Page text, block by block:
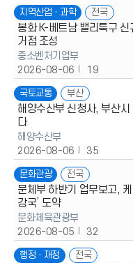
지역산업ㆍ과학 전국
봉화 K-베트남 밸리특구
거점 조성
중소벤처기업부
2026-08-06
19
국토교통 부산
해양수산부 신청사, 부산
다
해양수산부
2026-08-06
35
문화관광 전국
문체부 하반기 업무보고,
강국’ 도약
문화체육관광부
2026-08-05
32
행정ㆍ재정 전국